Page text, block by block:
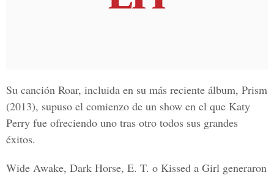
Su canción Roar, incluida en su más reciente álbum, Prism
(2013), supuso el comienzo de un show en el que Katy
Perry fue ofreciendo uno tras otro todos sus grandes
éxitos.
Wide Awake, Dark Horse, E. T. o Kissed a Girl generaron